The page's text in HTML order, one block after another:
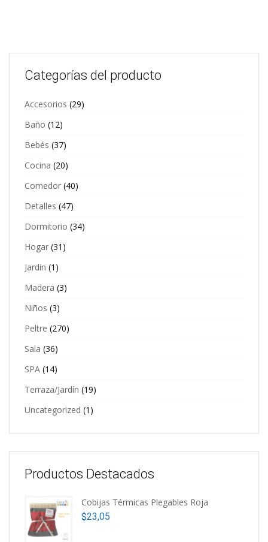
Categorías del producto
Accesorios (29)
Baño (12)
Bebés (37)
Cocina (20)
Comedor (40)
Detalles (47)
Dormitorio (34)
Hogar (31)
Jardín (1)
Madera (3)
Niños (3)
Peltre (270)
Sala (36)
SPA (14)
Terraza/Jardín (19)
Uncategorized (1)
Productos Destacados
Cobijas Térmicas Plegables Roja
$23,05